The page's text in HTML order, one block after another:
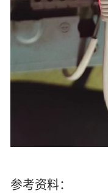
参考资料：